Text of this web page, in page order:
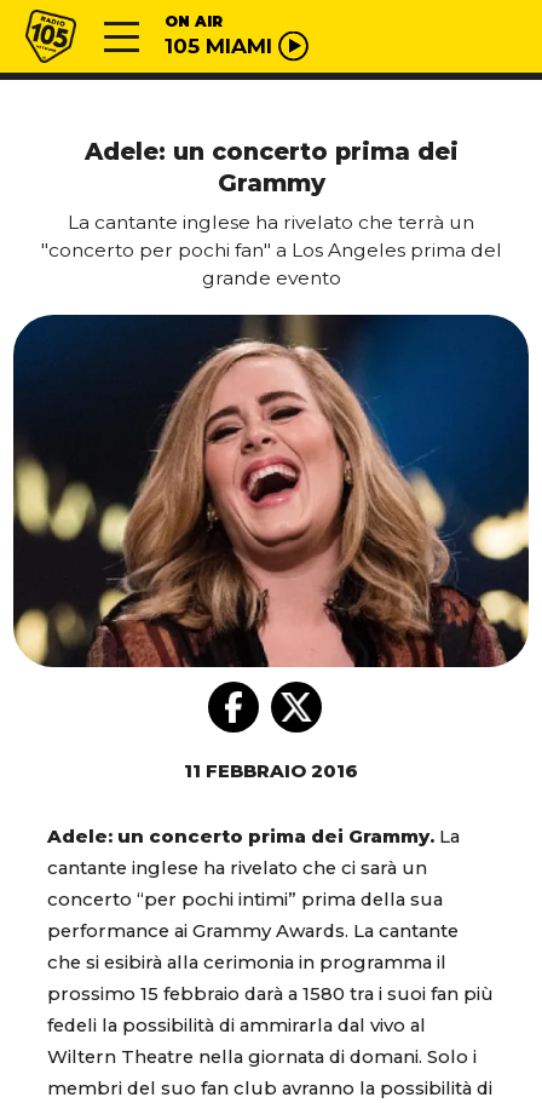
Vai al contenuto
Radio 105 ON AIR
105 MIAMI
Adele: un concerto prima dei
Grammy
La cantante inglese ha rivelato che terrà un
"concerto per pochi fan" a Los Angeles prima del
grande evento
11 FEBBRAIO 2016
Adele: un concerto prima dei Grammy. La
cantante inglese ha rivelato che ci sarà un
concerto “per pochi intimi” prima della sua
performance ai Grammy Awards. La cantante
che si esibirà alla cerimonia in programma il
prossimo 15 febbraio darà a 1580 tra i suoi fan più
fedeli la possibilità di ammirarla dal vivo al
Wiltern Theatre nella giornata di domani. Solo i
membri del suo fan club avranno la possibilità di